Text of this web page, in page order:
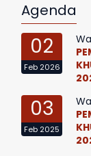
Agenda
02
Feb 2026
03
Feb 2025